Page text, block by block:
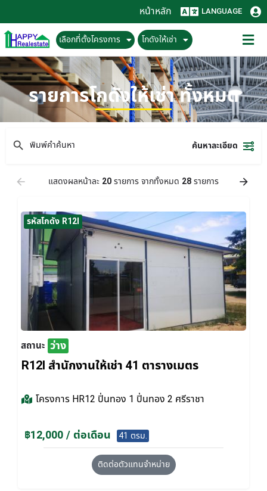
หน้าหลัก LANGUAGE
เลือกที่ตั้งโครงการ โกดังให้เช่า
รายการโกดังให้เช่า ทั้งหมด
ค้นหาละเอียด
แสดงผลหน้าละ 20รายการ จากทั้งหมด 28รายการ
รหัสโกดัง R12I
สถานะ ว่าง
R12I สำนักงานให้เช่า 41 ตารางเมตร
โครงการ HR12 ปิ่นทอง 1 ปิ่นทอง 2 ศรีราชา
฿12,000 / ต่อเดือน 41 ตรม.
ติดต่อตัวแทนจำหน่าย